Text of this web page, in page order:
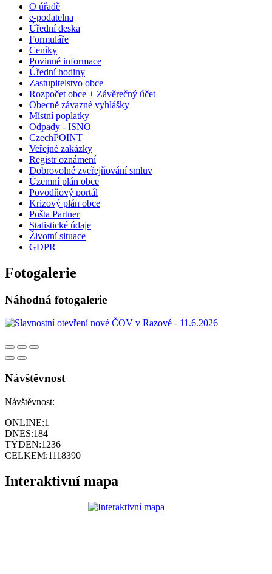
O úřadě
e-podatelna
Úřední deska
Formuláře
Ceníky
Povinné informace
Úřední hodiny
Zastupitelstvo obce
Rozpočet obce + Závěrečný účet
Obecně závazné vyhlášky
Místní poplatky
Odpady - ISNO
CzechPOINT
Veřejné zakázky
Registr oznámení
Dobrovolné zveřejňování smluv
Územní plán obce
Povodňový portál
Krizový plán obce
Pošta Partner
Statistické údaje
Životní situace
GDPR
Fotogalerie
Náhodná fotogalerie
Návštěvnost
Návštěvnost:
ONLINE:1
DNES:184
TÝDEN:1236
CELKEM:1118390
Interaktivní mapa